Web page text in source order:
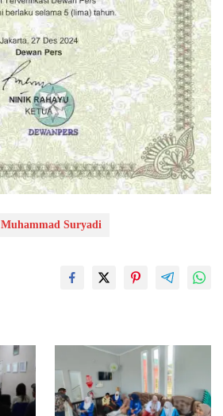
Muhammad Suryadi